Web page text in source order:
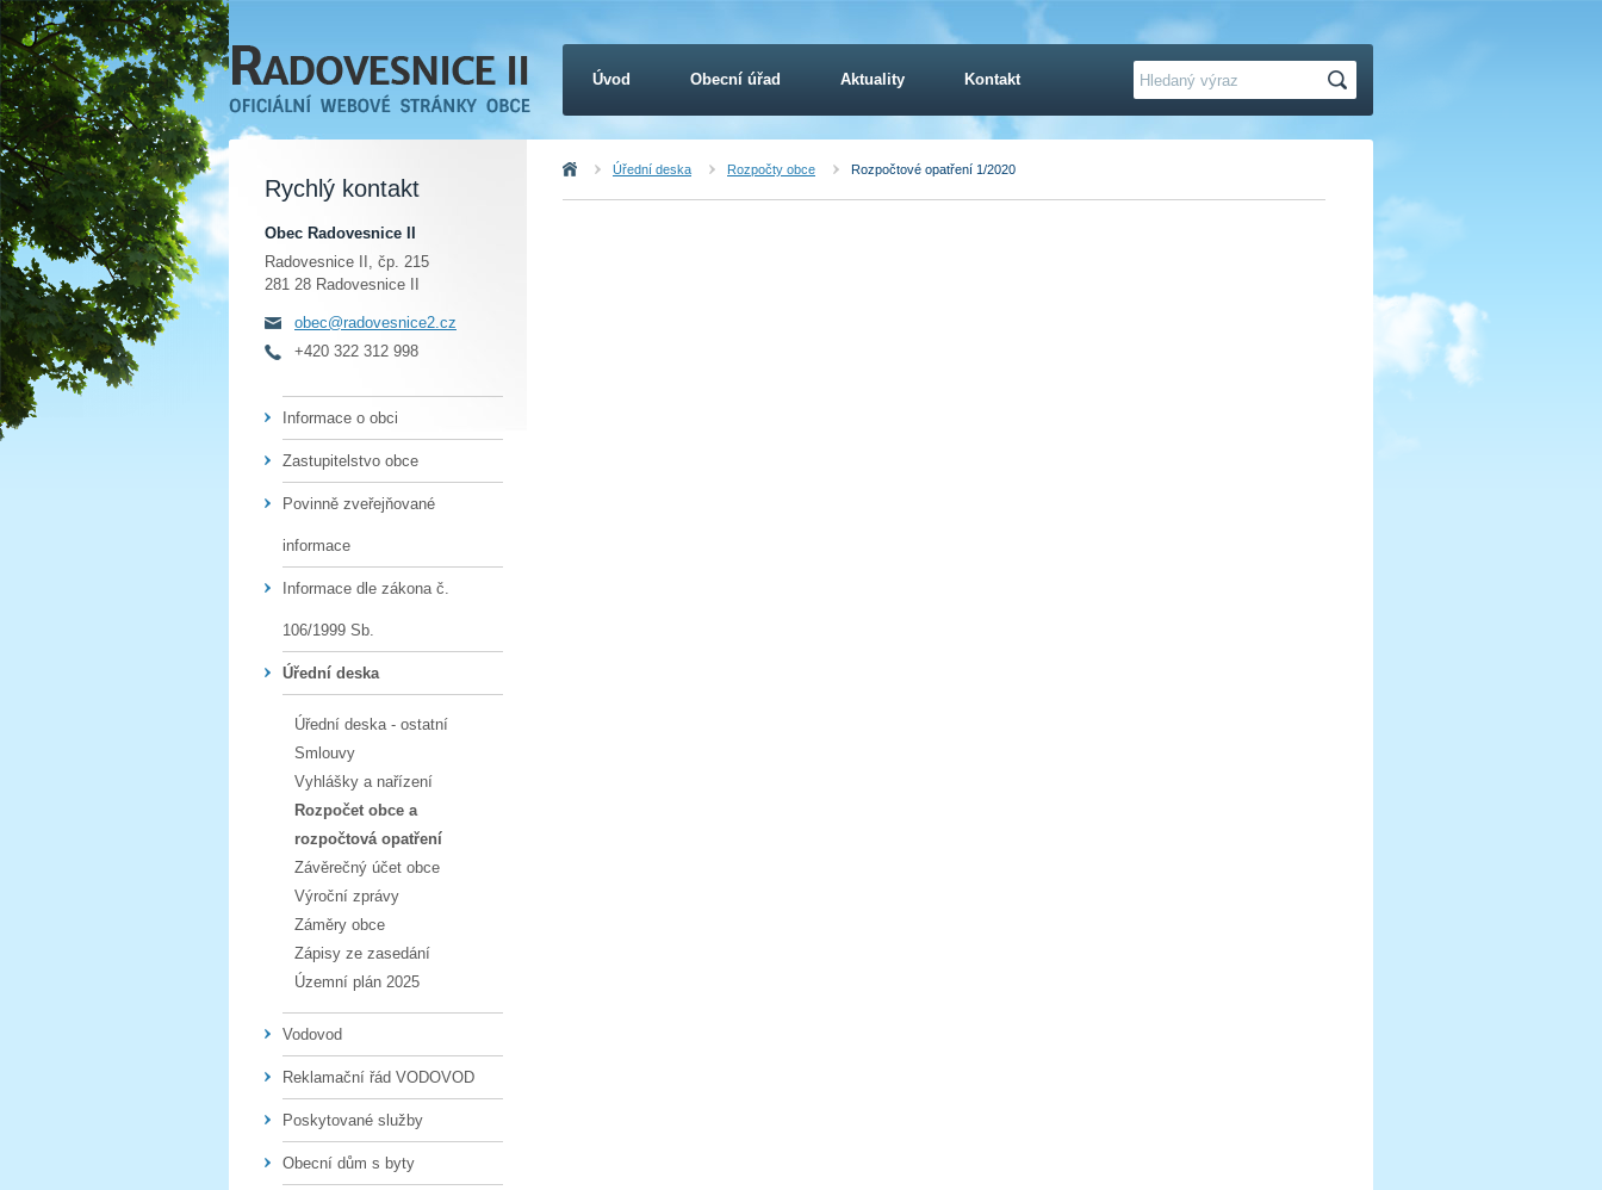
Úvod Úřední deska Rozpočty obce Rozpočtové opatření 1/2020
Rychlý kontakt
Obec Radovesnice II
Radovesnice II, čp. 215
281 28 Radovesnice II
obec@radovesnice2.cz
+420 322 312 998
Informace o obci
Zastupitelstvo obce
Povinně zveřejňované
informace
Informace dle zákona č.
106/1999 Sb.
Úřední deska
Úřední deska - ostatní
Smlouvy
Vyhlášky a nařízení
Rozpočet obce a
rozpočtová opatření
Závěrečný účet obce
Výroční zprávy
Záměry obce
Zápisy ze zasedání
Územní plán 2025
Vodovod
Reklamační řád VODOVOD
Poskytované služby
Obecní dům s byty
Hledat
Úvod Obecní úřad Aktuality Kontakt